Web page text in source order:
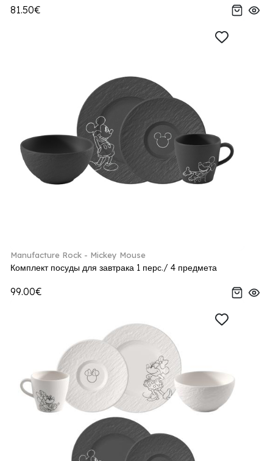
81.50€
Manufacture Rock - Mickey Mouse
Комплект посуды для завтрака 1 перс./ 4 предмета
99.00€